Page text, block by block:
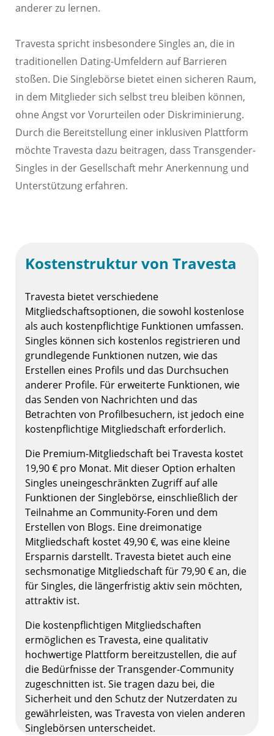
anderer zu lernen.
Travesta spricht insbesondere Singles an, die in
traditionellen Dating-Umfeldern auf Barrieren
stoßen. Die Singlebörse bietet einen sicheren Raum,
in dem Mitglieder sich selbst treu bleiben können,
ohne Angst vor Vorurteilen oder Diskriminierung.
Durch die Bereitstellung einer inklusiven Plattform
möchte Travesta dazu beitragen, dass Transgender-
Singles in der Gesellschaft mehr Anerkennung und
Unterstützung erfahren.
Kostenstruktur von Travesta
Travesta bietet verschiedene
Mitgliedschaftsoptionen, die sowohl kostenlose
als auch kostenpflichtige Funktionen umfassen.
Singles können sich kostenlos registrieren und
grundlegende Funktionen nutzen, wie das
Erstellen eines Profils und das Durchsuchen
anderer Profile. Für erweiterte Funktionen, wie
das Senden von Nachrichten und das
Betrachten von Profilbesuchern, ist jedoch eine
kostenpflichtige Mitgliedschaft erforderlich.
Die Premium-Mitgliedschaft bei Travesta kostet
19,90 € pro Monat. Mit dieser Option erhalten
Singles uneingeschränkten Zugriff auf alle
Funktionen der Singlebörse, einschließlich der
Teilnahme an Community-Foren und dem
Erstellen von Blogs. Eine dreimonatige
Mitgliedschaft kostet 49,90 €, was eine kleine
Ersparnis darstellt. Travesta bietet auch eine
sechsmonatige Mitgliedschaft für 79,90 € an, die
für Singles, die längerfristig aktiv sein möchten,
attraktiv ist.
Die kostenpflichtigen Mitgliedschaften
ermöglichen es Travesta, eine qualitativ
hochwertige Plattform bereitzustellen, die auf
die Bedürfnisse der Transgender-Community
zugeschnitten ist. Sie tragen dazu bei, die
Sicherheit und den Schutz der Nutzerdaten zu
gewährleisten, was Travesta von vielen anderen
Singlebörsen unterscheidet.